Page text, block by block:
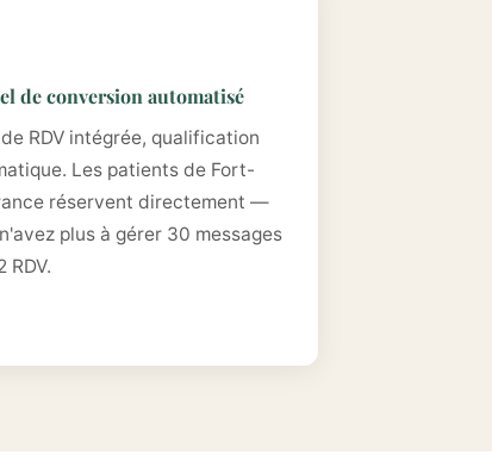
de conversion automatisé
RDV intégrée, qualification
Les patients de Fort-
réservent directement —
plus à gérer 30 messages
RDV.